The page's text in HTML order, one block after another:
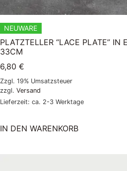
NEUWARE
PLATZTELLER “LACE PLATE” IN
33CM
6,80 €
Zzgl. 19% Umsatzsteuer
zzgl. Versand
Lieferzeit: ca. 2-3 Werktage
IN DEN WARENKORB